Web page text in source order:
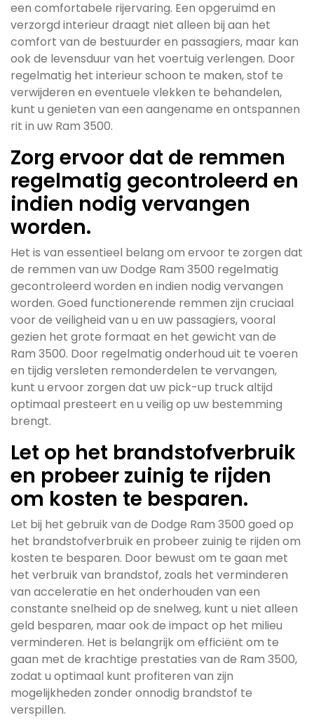
een comfortabele rijervaring. Een opgeruimd en
verzorgd interieur draagt niet alleen bij aan het
comfort van de bestuurder en passagiers, maar kan
ook de levensduur van het voertuig verlengen. Door
regelmatig het interieur schoon te maken, stof te
verwijderen en eventuele vlekken te behandelen,
kunt u genieten van een aangename en ontspannen
rit in uw Ram 3500.
Zorg ervoor dat de remmen
regelmatig gecontroleerd en
indien nodig vervangen
worden.
Het is van essentieel belang om ervoor te zorgen dat
de remmen van uw Dodge Ram 3500 regelmatig
gecontroleerd worden en indien nodig vervangen
worden. Goed functionerende remmen zijn cruciaal
voor de veiligheid van u en uw passagiers, vooral
gezien het grote formaat en het gewicht van de
Ram 3500. Door regelmatig onderhoud uit te voeren
en tijdig versleten remonderdelen te vervangen,
kunt u ervoor zorgen dat uw pick-up truck altijd
optimaal presteert en u veilig op uw bestemming
brengt.
Let op het brandstofverbruik
en probeer zuinig te rijden
om kosten te besparen.
Let bij het gebruik van de Dodge Ram 3500 goed op
het brandstofverbruik en probeer zuinig te rijden om
kosten te besparen. Door bewust om te gaan met
het verbruik van brandstof, zoals het verminderen
van acceleratie en het onderhouden van een
constante snelheid op de snelweg, kunt u niet alleen
geld besparen, maar ook de impact op het milieu
verminderen. Het is belangrijk om efficiënt om te
gaan met de krachtige prestaties van de Ram 3500,
zodat u optimaal kunt profiteren van zijn
mogelijkheden zonder onnodig brandstof te
verspillen.